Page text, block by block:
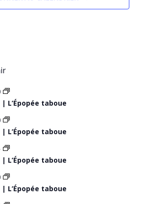
L’Épopée taboue
L’Épopée taboue
L’Épopée taboue
L’Épopée taboue